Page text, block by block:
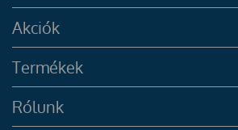
Akciók
Termékek
Rólunk